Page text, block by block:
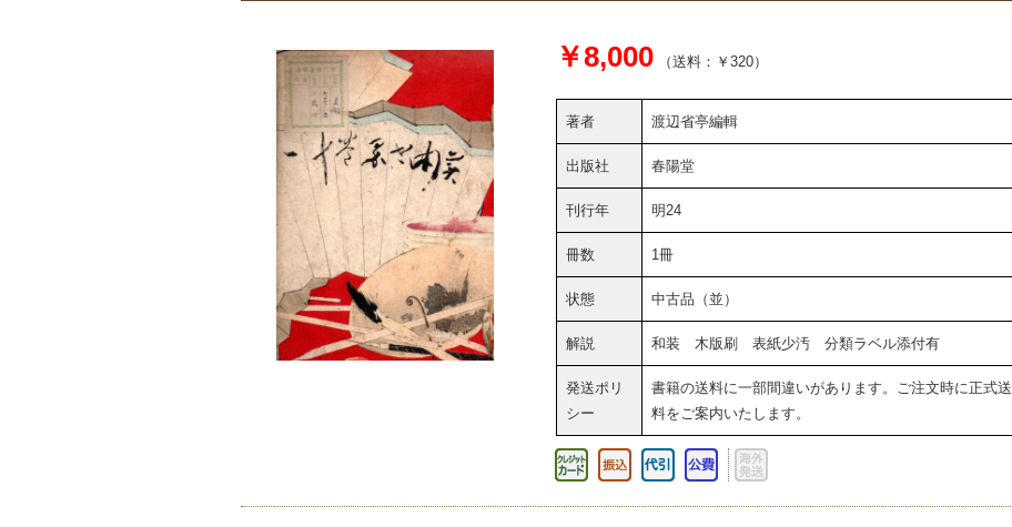
￥8,000 （送料：￥320）
著者 渡辺省亭編輯
出版社 春陽堂
刊行年 明24
冊数 1冊
状態 中古品（並）
解説 和装 木版刷 表紙少汚 分類ラベル添付有
発送ポリ
シー
書籍の送料に一部間違いがあります。ご注文時に正式送
料をご案内いたします。